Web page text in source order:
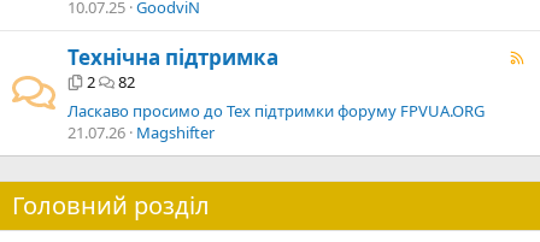
10.07.25 GoodviN
Технічна підтримка
2
82
Ласкаво просимо до Тех підтримки форуму FPVUA.ORG
21.07.26 Magshifter
Головний розділ